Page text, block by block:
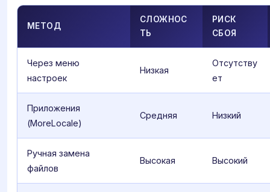
МЕТОД
СЛОЖНОС
ТЬ
РИСК
СБОЯ
Через меню
настроек
Низкая
Отсутству
ет
Приложения
(MoreLocale)
Средняя Низкий
Ручная замена
файлов
Высокая Высокий